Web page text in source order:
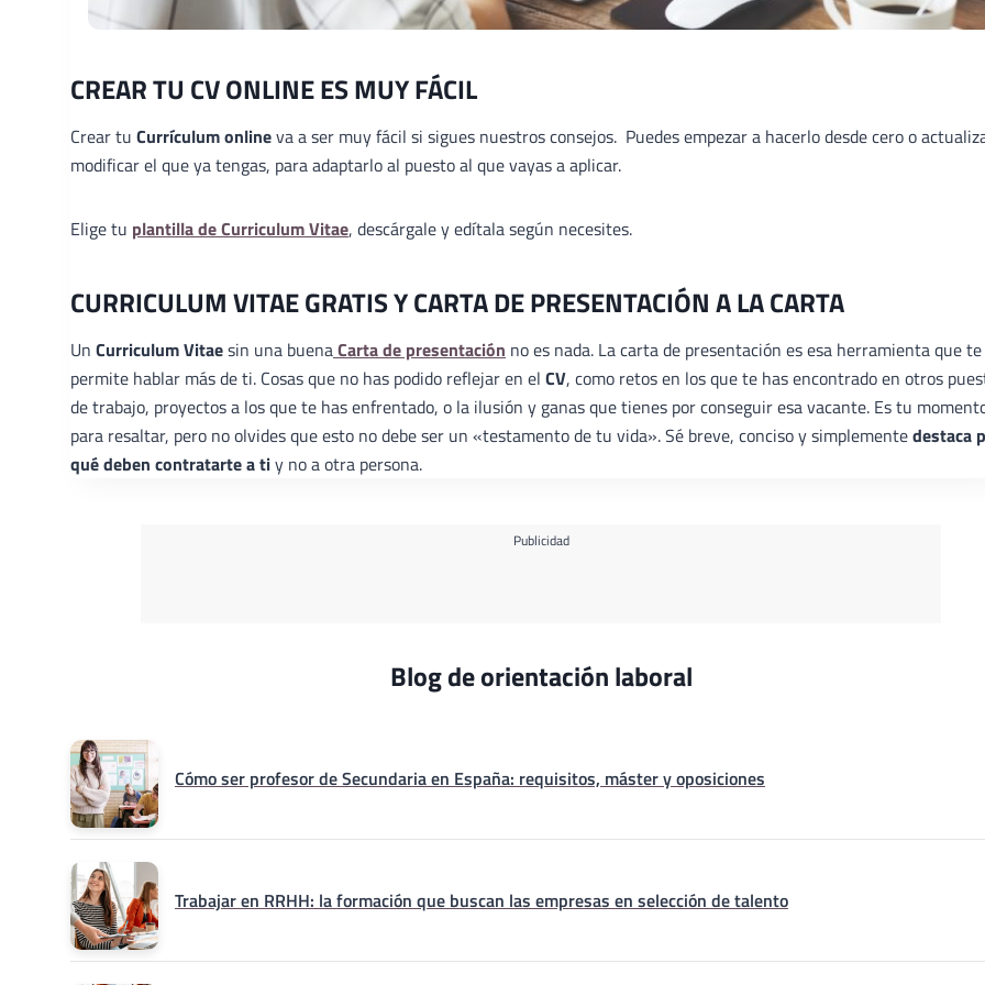
CREAR TU CV ONLINE ES MUY FÁCIL
Crear tu Currículum onlineva a ser muy fácil si sigues nuestros consejos. Puedes empezar a hacerlo desde cero o
modificar el que ya tengas, para adaptarlo al puesto al que vayas a aplicar.
Elige tu plantilla de Curriculum Vitae, descárgale y edítala según necesites.
CURRICULUM VITAE GRATIS Y CARTA DE PRESENTACIÓN A LA CARTA
Un Curriculum Vitaesin una buenaCarta de presentación no es nada. La carta de presentación es esa herramienta que te
permite hablar más de ti. Cosas que no has podido reflejar en el CV, como retos en los que te has encontrado en otros
de trabajo, proyectos a los que te has enfrentado, o la ilusión y ganas que tienes por conseguir esa vacante. Es tu
para resaltar, pero no olvides que esto no debe ser un «testamento de tu vida». Sé breve, conciso y simplementedestaca
qué deben contratarte a tiy no a otra persona.
Publicidad
Blog de orientación laboral
Cómo ser profesor de Secundaria en España: requisitos, máster y oposiciones
Trabajar en RRHH: la formación que buscan las empresas en selección de talento